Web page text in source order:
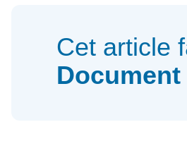
Cet article